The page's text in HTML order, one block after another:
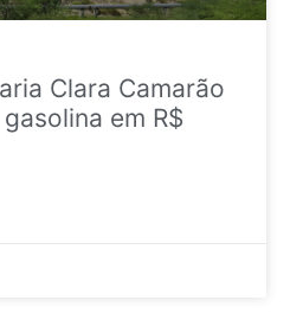
Clara Camarão
em R$